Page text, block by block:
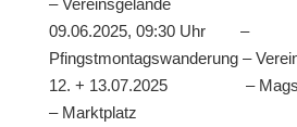
– Vereinsgelände
09.06.2025, 09:30 Uhr –
Pfingstmontagswanderung –
12. + 13.07.2025 –
– Marktplatz